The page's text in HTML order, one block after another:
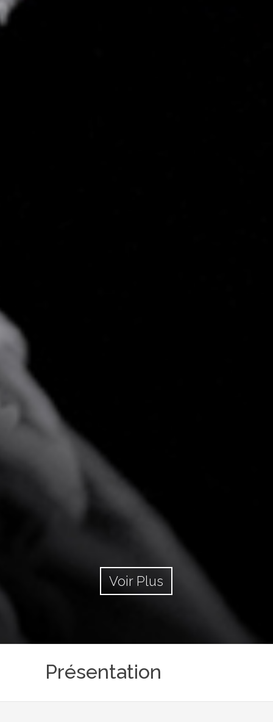
Voir Plus
Présentation